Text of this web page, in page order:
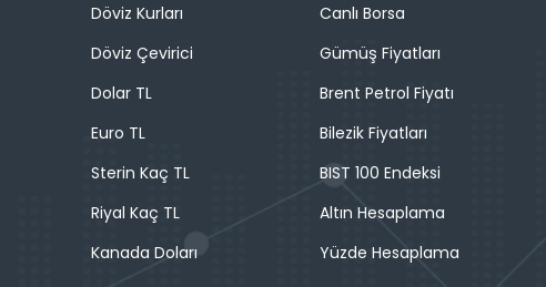
Döviz Kurları
Döviz Çevirici
Dolar TL
Euro TL
Sterin Kaç TL
Riyal Kaç TL
Kanada Doları
Canlı Borsa
Gümüş Fiyatları
Brent Petrol Fiyatı
Bilezik Fiyatları
BIST 100 Endeksi
Altın Hesaplama
Yüzde Hesaplama